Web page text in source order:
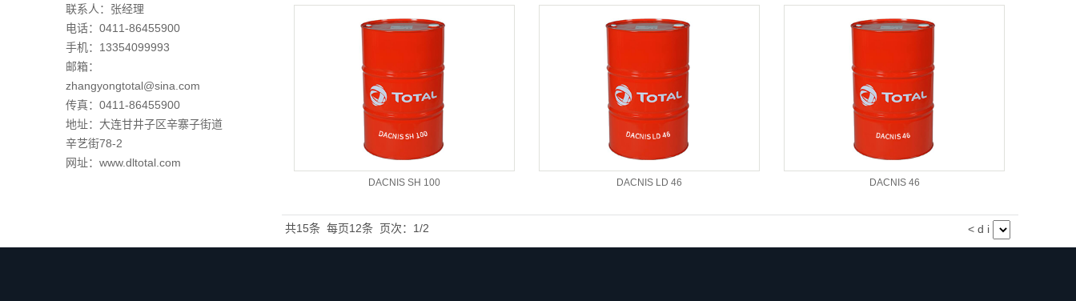
联系人：张经理
电话：0411-86455900
手机：13354099993
邮箱：
zhangyongtotal@sina.com
传真：0411-86455900
地址：大连甘井子区辛寨子街道
辛艺街78-2
网址：www.dltotal.com
DACNIS SH 100 DACNIS LD 46 DACNIS 46
共15条 每页12条 页次：1/2 < d i